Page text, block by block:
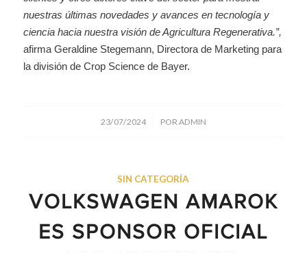
nuestras últimas novedades y avances en tecnología y
ciencia hacia nuestra visión de Agricultura Regenerativa.”,
afirma Geraldine Stegemann, Directora de Marketing para
la división de Crop Science de Bayer.
23/07/2024
/ PORADMIN
SIN CATEGORÍA
VOLKSWAGEN AMAROK
ES SPONSOR OFICIAL